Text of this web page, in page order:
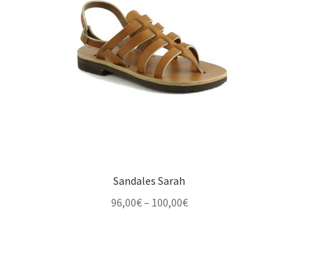
Sandales Sarah
96,00€– 100,00€Price